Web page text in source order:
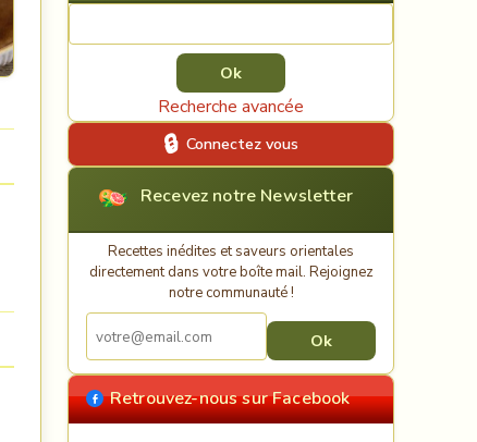
Recherche avancée
Connectez vous
Recevez notre Newsletter
Recettes inédites et saveurs orientales
directement dans votre boîte mail. Rejoignez
notre communauté !
Retrouvez-nous sur Facebook